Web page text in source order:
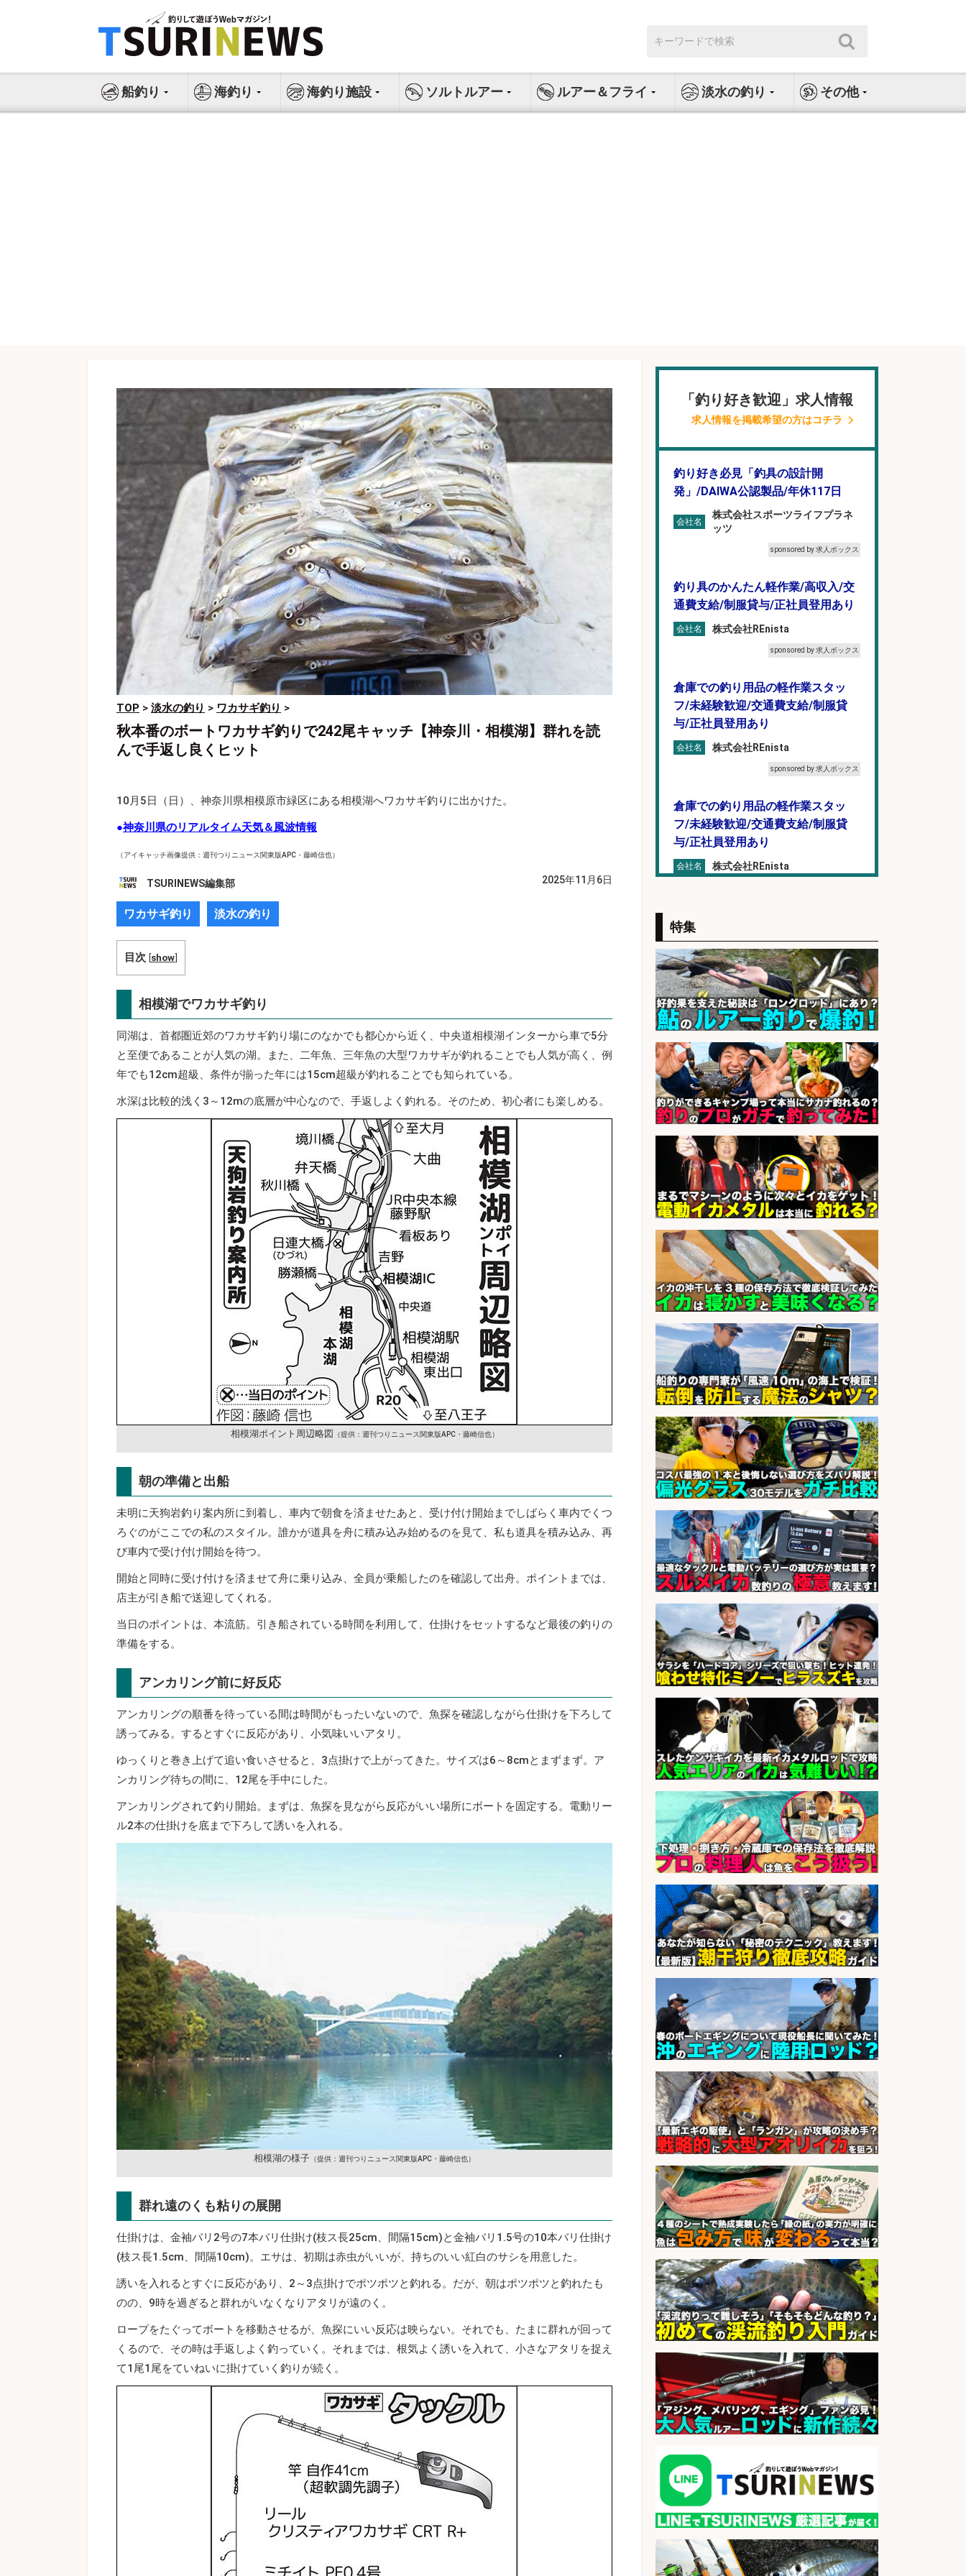
ス
索:
船釣り 海釣り 海釣り施設 ソルトルアー ルアー＆フライ 淡水の釣り その他
TOP > 淡水の釣り > ワカサギ釣り >
秋本番のボートワカサギ釣りで242尾キャッチ【神奈川・相模湖】群れを読
んで手返し良くヒット
10月5日（日）、神奈川県相模原市緑区にある相模湖へワカサギ釣りに出かけた。
●神奈川県のリアルタイム天気＆風波情報
（アイキャッチ画像提供：週刊つりニュース関東版APC・藤崎信也）
TSURINEWS編集部 2025年11月6日
ワカサギ釣り 淡水の釣り
目次 [show]
相模湖でワカサギ釣り
同湖は、首都圏近郊のワカサギ釣り場にのなかでも都心から近く、中央道相模湖インターから車で5分
と至便であることが人気の湖。また、二年魚、三年魚の大型ワカサギが釣れることでも人気が高く、例
年でも12cm超級、条件が揃った年には15cm超級が釣れることでも知られている。
水深は比較的浅く3～12mの底層が中心なので、手返しよく釣れる。そのため、初心者にも楽しめる。
相模湖ポイント周辺略図 （提供：週刊つりニュース関東版APC・藤崎信也）
朝の準備と出船
未明に天狗岩釣り案内所に到着し、車内で朝食を済ませたあと、受け付け開始までしばらく車内でくつ
ろぐのがここでの私のスタイル。誰かが道具を舟に積み込み始めるのを見て、私も道具を積み込み、再
び車内で受け付け開始を待つ。
開始と同時に受け付けを済ませて舟に乗り込み、全員が乗船したのを確認して出舟。ポイントまでは、
店主が引き船で送迎してくれる。
当日のポイントは、本流筋。引き船されている時間を利用して、仕掛けをセットするなど最後の釣りの
準備をする。
アンカリング前に好反応
アンカリングの順番を待っている間は時間がもったいないので、魚探を確認しながら仕掛けを下ろして
誘ってみる。するとすぐに反応があり、小気味いいアタリ。
ゆっくりと巻き上げて追い食いさせると、3点掛けで上がってきた。サイズは6～8cmとまずまず。ア
ンカリング待ちの間に、12尾を手中にした。
アンカリングされて釣り開始。まずは、魚探を見ながら反応がいい場所にボートを固定する。電動リー
ル2本の仕掛けを底まで下ろして誘いを入れる。
相模湖の様子 （提供：週刊つりニュース関東版APC・藤崎信也）
群れ遠のくも粘りの展開
仕掛けは、金袖バリ2号の7本バリ仕掛け(枝ス長25cm、間隔15cm)と金袖バリ1.5号の10本バリ仕掛け
(枝ス長1.5cm、間隔10cm)。エサは、初期は赤虫がいいが、持ちのいい紅白のサシを用意した。
誘いを入れるとすぐに反応があり、2～3点掛けでポツポツと釣れる。だが、朝はポツポツと釣れたも
のの、9時を過ぎると群れがいなくなりアタリが遠のく。
ロープをたぐってボートを移動させるが、魚探にいい反応は映らない。それでも、たまに群れが回って
くるので、その時は手返しよく釣っていく。それまでは、根気よく誘いを入れて、小さなアタリを捉え
て1尾1尾をていねいに掛けていく釣りが続く。
「釣り好き歓迎」求人情報
求人情報を掲載希望の方はコチラ
釣り好き必見「釣具の設計開
発」/DAIWA公認製品/年休117日
会社名
株式会社スポーツライフプラネ
ッツ
sponsored by 求人ボックス
釣り具のかんたん軽作業/高収入/交
通費支給/制服貸与/正社員登用あり
会社名 株式会社REnista
sponsored by 求人ボックス
倉庫での釣り用品の軽作業スタッ
フ/未経験歓迎/交通費支給/制服貸
与/正社員登用あり
会社名 株式会社REnista
sponsored by 求人ボックス
倉庫での釣り用品の軽作業スタッ
フ/未経験歓迎/交通費支給/制服貸
与/正社員登用あり
会社名 株式会社REnista
釣り具のかんたん軽作業/高収入/交
通費支給/制服貸与/正社員登用あり
会社名 株式会社REnista
sponsored by 求人ボックス
日払いOKで即日収入/軽作業・物流
その他/「9月末までの短期」釣り具
のピッキング作業など/残業少なめ/
日勤&土日休み/未経験OK!
会社名
UTエージェント株式会社 関西第
二CU
sponsored by 求人ボックス
福岡「現場監督」/釣り好き歓迎/残
業10時間/経験者歓迎
会社名 広松久水産株式会社
sponsored by 求人ボックス
釣り具などの出荷作業～～/工場/製
造
sponsored by 求人ボックス
魚の「バイヤー」貴方の目利きでヒ
ットを生む、裁量バイヤー募集
会社名 株式会社コムライン
sponsored by 求人ボックス
和食, 居酒屋/調理見習い・調理補助/
新鮮な魚料理×おでんの和食居酒屋
の若手スタッフ
会社名 サカナのハチベエ 矢場町店
sponsored by 求人ボックス
さらに求人情報を見る
特集